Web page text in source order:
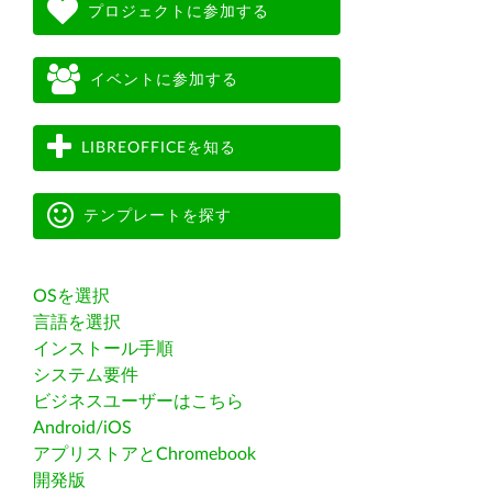
プロジェクトに参加する
イベントに参加する
LIBREOFFICEを知る
テンプレートを探す
OSを選択
言語を選択
インストール手順
システム要件
ビジネスユーザーはこちら
Android/iOS
アプリストアとChromebook
開発版